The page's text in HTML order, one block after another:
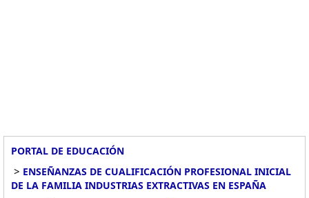
PORTAL DE EDUCACIÓN
> ENSEÑANZAS DE CUALIFICACIÓN PROFESIONAL INICIAL
DE LA FAMILIA INDUSTRIAS EXTRACTIVAS EN ESPAÑA